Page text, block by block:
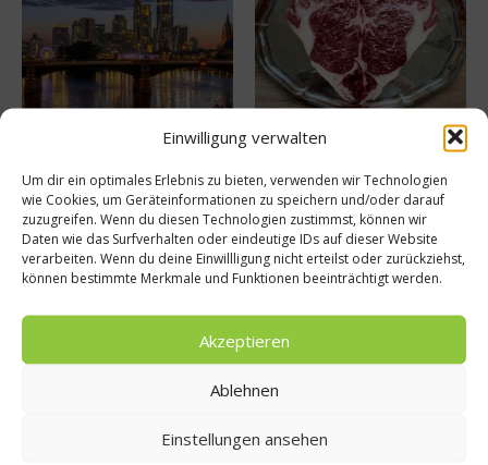
Einwilligung verwalten
Um dir ein optimales Erlebnis zu bieten, verwenden wir Technologien
wie Cookies, um Geräteinformationen zu speichern und/oder darauf
zuzugreifen. Wenn du diesen Technologien zustimmst, können wir
Daten wie das Surfverhalten oder eindeutige IDs auf dieser Website
verarbeiten. Wenn du deine Einwillligung nicht erteilst oder zurückziehst,
können bestimmte Merkmale und Funktionen beeinträchtigt werden.
Akzeptieren
Ablehnen
Einstellungen ansehen
Frankfurt wird Gastgeber der
Michelin Guide Ceremony
17. Februar 2025
Fleischeslust – Tegernseer
Wagyu
28. September 2023
Buchtipp